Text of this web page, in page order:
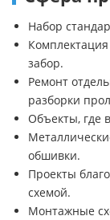
Набор
забор.
Ремонт
разборки
Объекты, где
обшивки.
Проекты
схемой.
Монтажные